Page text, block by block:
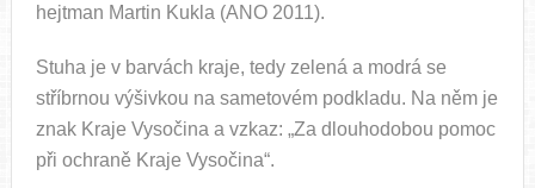
hejtman Martin Kukla (ANO 2011).
Stuha je v barvách kraje, tedy zelená a modrá se
stříbrnou výšivkou na sametovém podkladu. Na něm je
znak Kraje Vysočina a vzkaz: „Za dlouhodobou pomoc
při ochraně Kraje Vysočina“.